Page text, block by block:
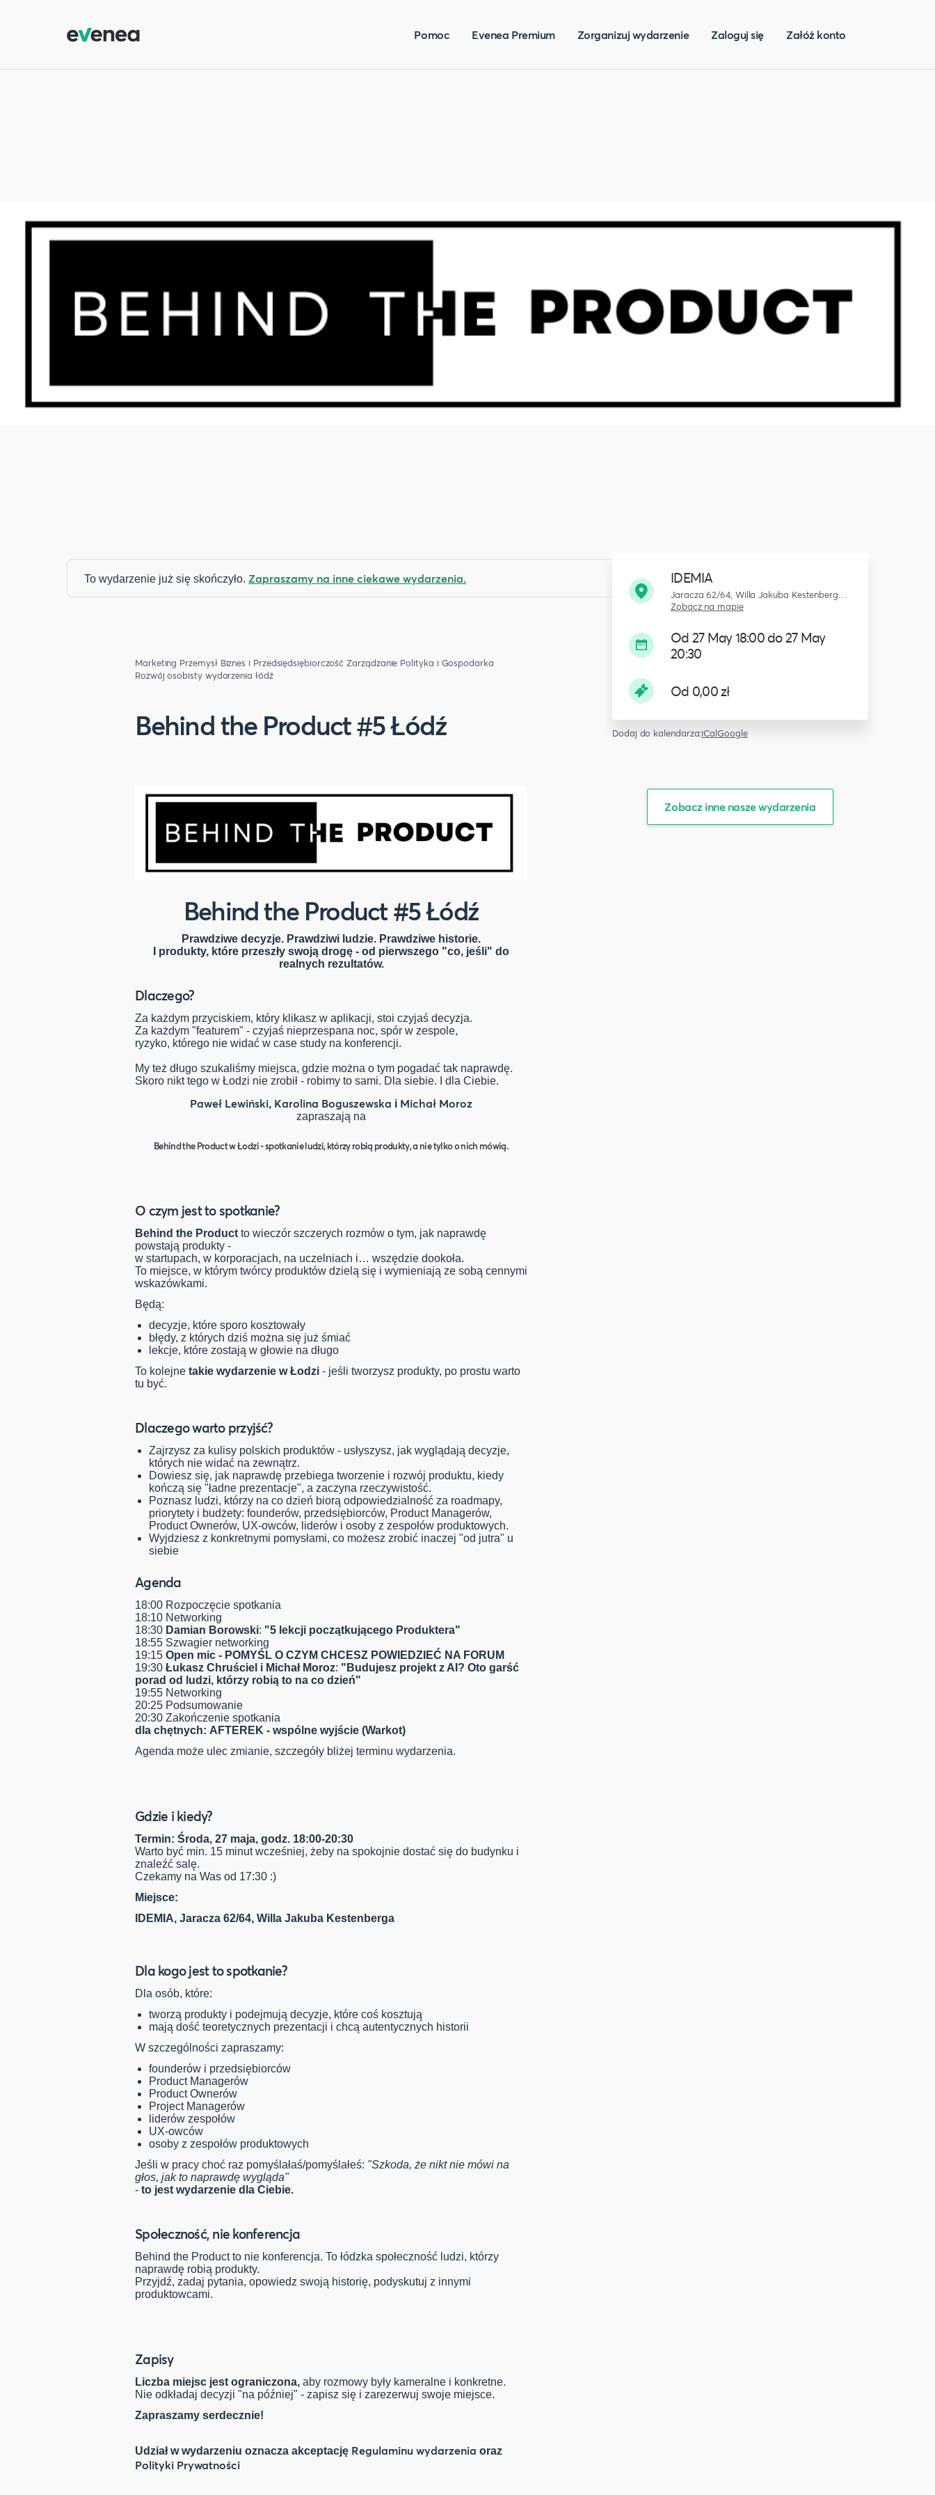
Pomoc Evenea Premium Zorganizuj wydarzenie Zaloguj się Załóż konto
To wydarzenie już się skończyło. Zapraszamy na inne ciekawe wydarzenia.
Marketing Przemysł Biznes i Przedsiędsiębiorczość Zarządzanie Polityka i Gospodarka
Rozwój osobisty wydarzenia łódź
Behind the Product #5 Łódź
Behind the Product #5 Łódź
Prawdziwe decyzje. Prawdziwi ludzie. Prawdziwe historie.
I produkty, które przeszły swoją drogę - od pierwszego "co, jeśli" do
realnych rezultatów.
Dlaczego?
Za każdym przyciskiem, który klikasz w aplikacji, stoi czyjaś decyzja.
Za każdym "featurem" - czyjaś nieprzespana noc, spór w zespole,
ryzyko, którego nie widać w case study na konferencji.
My też długo szukaliśmy miejsca, gdzie można o tym pogadać tak naprawdę.
Skoro nikt tego w Łodzi nie zrobił - robimy to sami. Dla siebie. I dla Ciebie.
Paweł Lewiński, Karolina Boguszewska i Michał Moroz
zapraszają na
Behind the Product w Łodzi - spotkanie ludzi, którzy robią produkty, a nie tylko o nich mówią.
O czym jest to spotkanie?
Behind the Product to wieczór szczerych rozmów o tym, jak naprawdę
powstają produkty -
w startupach, w korporacjach, na uczelniach i… wszędzie dookoła.
To miejsce, w którym twórcy produktów dzielą się i wymieniają ze sobą cennymi
wskazówkami.
Będą:
decyzje, które sporo kosztowały
błędy, z których dziś można się już śmiać
lekcje, które zostają w głowie na długo
To kolejne takie wydarzenie w Łodzi - jeśli tworzysz produkty, po prostu warto
tu być.
Dlaczego warto przyjść?
Zajrzysz za kulisy polskich produktów - usłyszysz, jak wyglądają decyzje,
których nie widać na zewnątrz.
Dowiesz się, jak naprawdę przebiega tworzenie i rozwój produktu, kiedy
kończą się "ładne prezentacje", a zaczyna rzeczywistość.
Poznasz ludzi, którzy na co dzień biorą odpowiedzialność za roadmapy,
priorytety i budżety: founderów, przedsiębiorców, Product Managerów,
Product Ownerów, UX-owców, liderów i osoby z zespołów produktowych.
Wyjdziesz z konkretnymi pomysłami, co możesz zrobić inaczej "od jutra" u
siebie
Agenda
18:00 Rozpoczęcie spotkania
18:10 Networking
18:30 Damian Borowski: "5 lekcji początkującego Produktera"
18:55 Szwagier networking
19:15 Open mic - POMYŚL O CZYM CHCESZ POWIEDZIEĆ NA FORUM
19:30 Łukasz Chruściel i Michał Moroz: "Budujesz projekt z AI? Oto garść
porad od ludzi, którzy robią to na co dzień"
19:55 Networking
20:25 Podsumowanie
20:30 Zakończenie spotkania
dla chętnych: AFTEREK - wspólne wyjście (Warkot)
Agenda może ulec zmianie, szczegóły bliżej terminu wydarzenia.
Gdzie i kiedy?
Termin: Środa, 27 maja, godz. 18:00-20:30
Warto być min. 15 minut wcześniej, żeby na spokojnie dostać się do budynku i
znaleźć salę.
Czekamy na Was od 17:30 :)
Miejsce:
IDEMIA, Jaracza 62/64, Willa Jakuba Kestenberga
Dla kogo jest to spotkanie?
Dla osób, które:
tworzą produkty i podejmują decyzje, które coś kosztują
mają dość teoretycznych prezentacji i chcą autentycznych historii
W szczególności zapraszamy:
founderów i przedsiębiorców
Product Managerów
Product Ownerów
Project Managerów
liderów zespołów
UX-owców
osoby z zespołów produktowych
Jeśli w pracy choć raz pomyślałaś/pomyślałeś: "Szkoda, że nikt nie mówi na
głos, jak to naprawdę wygląda"
- to jest wydarzenie dla Ciebie.
Społeczność, nie konferencja
Behind the Product to nie konferencja. To łódzka społeczność ludzi, którzy
naprawdę robią produkty.
Przyjdź, zadaj pytania, opowiedz swoją historię, podyskutuj z innymi
produktowcami.
Zapisy
Liczba miejsc jest ograniczona, aby rozmowy były kameralne i konkretne.
Nie odkładaj decyzji "na później" - zapisz się i zarezerwuj swoje miejsce.
Zapraszamy serdecznie!
Udział w wydarzeniu oznacza akceptację Regulaminu wydarzenia oraz
Polityki Prywatności
IDEMIA
Jaracza 62/64, Willa Jakuba Kestenberga, łódź
Zobacz na mapie
Od 27 May 18:00 do 27 May
20:30
Od 0,00 zł
Dodaj do kalendarza:iCalGoogle
Zobacz inne nasze wydarzenia